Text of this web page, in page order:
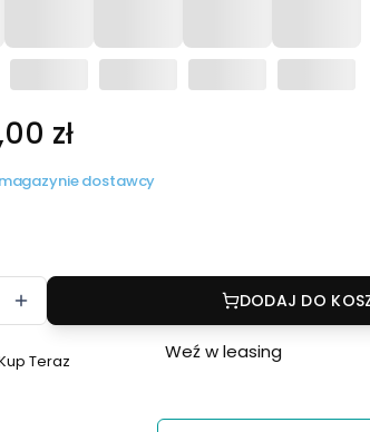
zł
dostawcy
DODAJ DO
Szybki
Teraz Weź w leasing